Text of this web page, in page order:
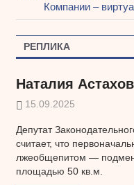
Навигация
записям
запись:Следующая
запись:
Компании –
РЕПЛИКА
Наталия
15.09.2025
Депутат
считает, что
лжеобщепитом —
площадью 50 кв.м.